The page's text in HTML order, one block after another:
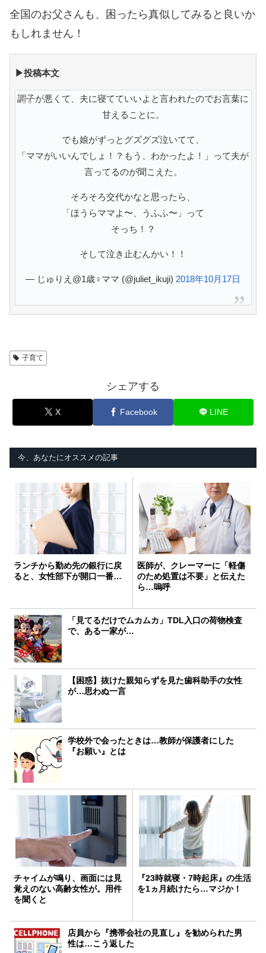
全国のお父さんも、困ったら真似してみると良いか
もしれません！
▶投稿本文
調子が悪くて、夫に寝てていいよと言われたのでお言葉に
甘えることに。
でも娘がずっとグズグズ泣いてて、
「ママがいいんでしょ！？もう、わかったよ！」って夫が
言ってるのが聞こえた。
そろそろ交代かなと思ったら、
「ほうらママよ〜、うふふ〜」って
そっち！？
そして泣き止むんかい！！
— じゅりえ@1歳♀ママ (@juliet_ikuji) 2018年10月17日
子育て
シェアする
X Facebook LINE
今、あなたにオススメの記事
ランチから勤め先の銀行に戻
ると、女性部下が開口一番…
医師が、クレーマーに「軽傷
のため処置は不要」と伝えた
ら…嗚呼
「見てるだけでムカムカ」TDL入口の荷物検査
で、ある一家が…
【困惑】抜けた親知らずを見た歯科助手の女性
が…思わぬ一言
学校外で会ったときは…教師が保護者にした
『お願い』とは
チャイムが鳴り、画面には見
覚えのない高齢女性が。用件
を聞くと
『23時就寝・7時起床』の生活
を1ヵ月続けたら…マジか！
店員から『携帯会社の見直し』を勧められた男
性は…こう返した